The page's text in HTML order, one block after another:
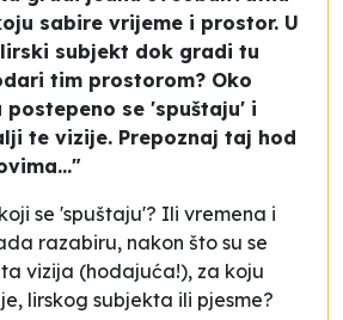
sabire vrijeme i prostor. U
subjekt dok gradi tu
tim prostorom? Oko
se 'spuštaju' i
te vizije. Prepoznaj taj hod
..."
se 'spuštaju'? Ili vremena i
razabiru, nakon što su se
vizija (hodajuća!), za koju
lirskog subjekta ili pjesme?